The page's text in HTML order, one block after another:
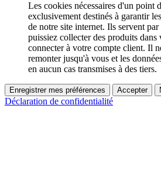
Les cookies nécessaires d'un point
exclusivement destinés à garantir
de notre site internet. Ils servent
puissiez collecter des produits
connecter à votre compte client. Il
remonter jusqu'à vous et les
en aucun cas transmises à des tiers.
Enregistrer mes préférences Accepter
Déclaration de confidentialité